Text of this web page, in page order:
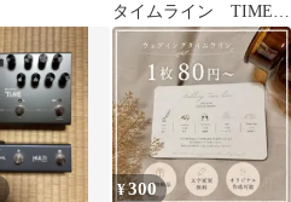
タイムライン TIME
LINE 発明編 ボード
¥300